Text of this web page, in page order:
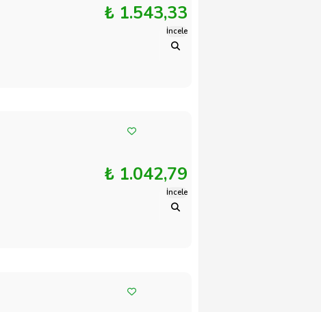
₺ 1.543,33
İncele
₺ 1.042,79
İncele